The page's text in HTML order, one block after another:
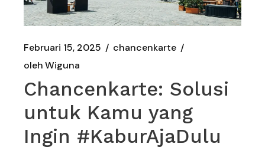
Februari 15, 2025
chancenkarte
oleh Wiguna
Chancenkarte: Solusi
untuk Kamu yang
Ingin #KaburAjaDulu